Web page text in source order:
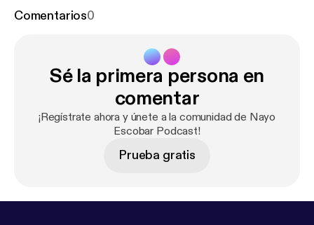
ejecutivo durante más de 40 años, nos cuenta la
de su vida después de todos los años trabajados.
Tocamos desde los temas económicos, ¿cuando se
debe empezar a preparar tu salida del mundo
laboral? y los 4 Consejos que el tiene para preparar
una jubilación exitosa. Ya que la jubilación no
Learn more about your ad choices. Visit
Comentarios0
Sé la primera persona en
comentar
¡Regístrate ahora y únete a la comunidad de Nayo
Escobar Podcast!
Prueba gratis